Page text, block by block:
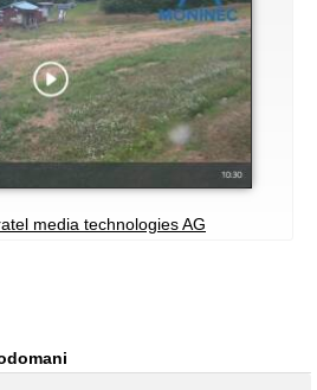
media technologies AG